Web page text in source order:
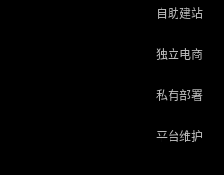
自助建站
独立电商
私有部署
平台维护